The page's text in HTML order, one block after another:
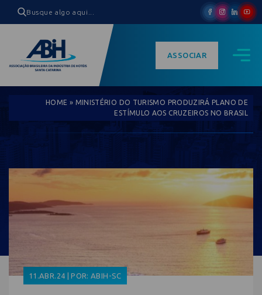
ASSOCIAR
HOME » MINISTÉRIO DO TURISMO PRODUZIRÁ PLANO DE
ESTÍMULO AOS CRUZEIROS NO BRASIL
11.ABR.24 | POR: ABIH-SC